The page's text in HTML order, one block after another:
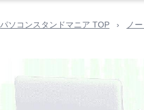
パソコンスタンドマニア TOP › ノ